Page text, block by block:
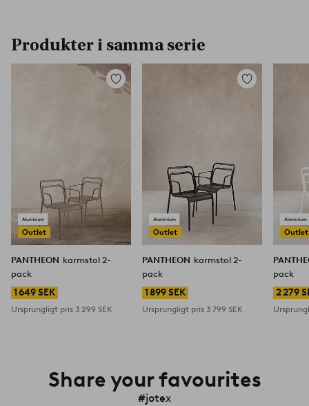
Produkter i samma serie
Outlet
Lägg
till
PANTHEON karmstol 2-
pack
1 649 SEK
Ursprungligt pris 3 299 SEK
Outlet
Lägg
PANTHEON karmstol 2-
pack
1 899 SEK
Ursprungligt pris3 799 SEK
Outlet
pack
2 279
Share your favourites
#jotex